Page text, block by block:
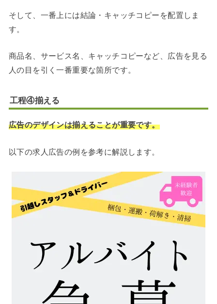
そして、一番上には結論・キャッチコピーを配置しま
す。
商品名、サービス名、キャッチコピーなど、広告を見る
人の目を引く一番重要な箇所です。
工程④揃える
広告のデザインは揃えることが重要です。
以下の求人広告の例を参考に解説します。